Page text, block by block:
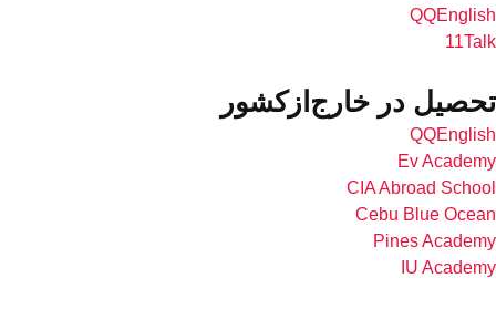
در خارج‌از‌کشور
Ev
CIA Abroad
Cebu Blue
Pines
IU